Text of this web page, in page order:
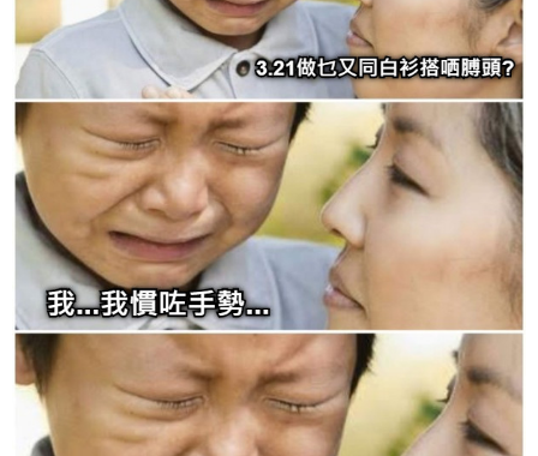
立刻支付
立刻支付
找回